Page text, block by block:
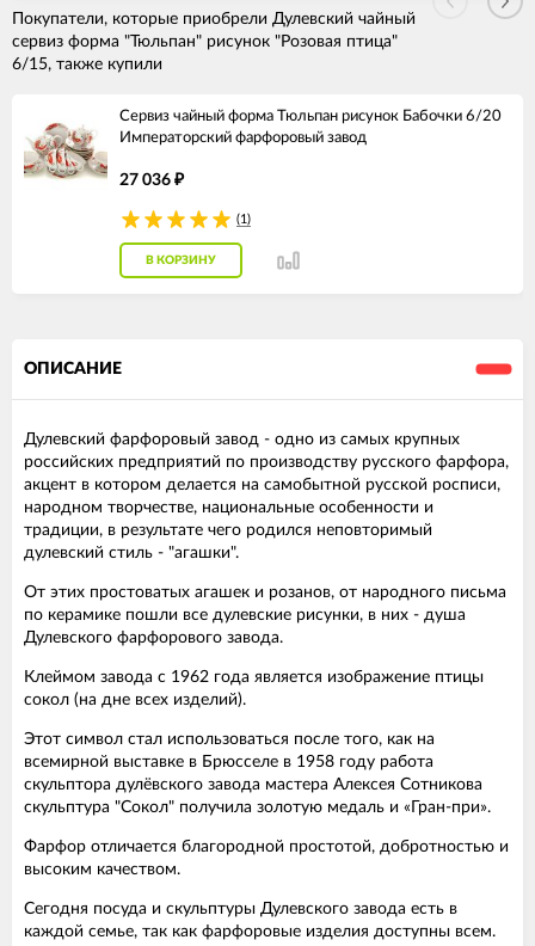
Покупатели, которые приобрели Дулевский чайный
сервиз форма "Тюльпан" рисунок "Розовая птица"
6/15, также купили
Сервиз чайный форма Тюльпан рисунок Бабочки 6/20
Императорский фарфоровый завод
27 036 ₽
(1)
В КОРЗИНУ
ОПИСАНИЕ
Дулевский фарфоровый завод - одно из самых крупных
российских предприятий по производству русского фарфора,
акцент в котором делается на самобытной русской росписи,
народном творчестве, национальные особенности и
традиции, в результате чего родился неповторимый
дулевский стиль - "агашки".
От этих простоватых агашек и розанов, от народного письма
по керамике пошли все дулевские рисунки, в них - душа
Дулевского фарфорового завода.
Клеймом завода с 1962 года является изображение птицы
сокол (на дне всех изделий).
Этот символ стал использоваться после того, как на
всемирной выставке в Брюсселе в 1958 году работа
скульптора дулёвского завода мастера Алексея Сотникова
скульптура "Сокол" получила золотую медаль и «Гран-при».
Фарфор отличается благородной простотой, добротностью и
высоким качеством.
Сегодня посуда и скульптуры Дулевского завода есть в
каждой семье, так как фарфоровые изделия доступны всем.